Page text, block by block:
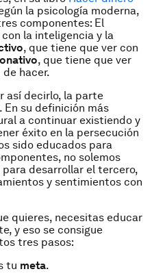
la psicología moderna,
componentes: El
la inteligencia y la
, que tiene que ver con
, que tiene que ver
de hacer.
así decirlo, la parte
su definición más
a continuar existiendo y
éxito en la persecución
sido educados para
no solemos
desarrollar el tercero,
y sentimientos con
quieres, necesitas educar
y eso se consigue
tres pasos:
tu meta.